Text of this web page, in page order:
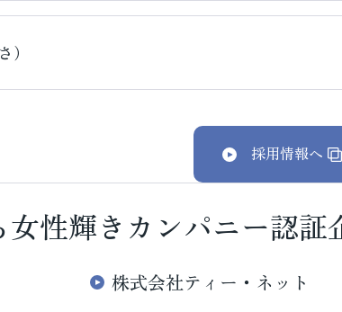
採用情報へ
性輝きカンパニー認証
株式会社ティー・ネット